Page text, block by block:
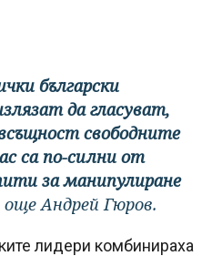
български
да гласуват,
свободните
са по-силни от
за манипулиране
още Андрей Гюров.
лидери комбинираха